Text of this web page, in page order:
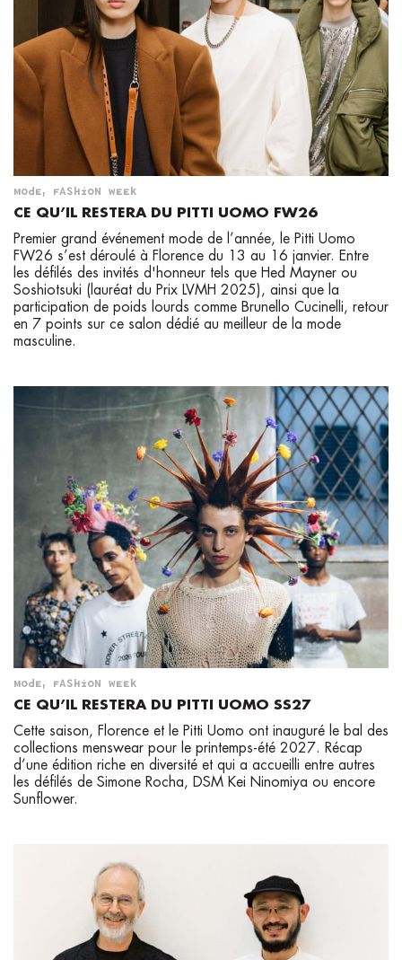
MODE, FASHION WEEK
CE QU’IL RESTERA DU PITTI UOMO FW26
Premier grand événement mode de l’année, le Pitti Uomo
FW26 s’est déroulé à Florence du 13 au 16 janvier. Entre
les défilés des invités d'honneur tels que Hed Mayner ou
Soshiotsuki (lauréat du Prix LVMH 2025), ainsi que la
participation de poids lourds comme Brunello Cucinelli, retour
en 7 points sur ce salon dédié au meilleur de la mode
masculine.
MODE, FASHION WEEK
CE QU’IL RESTERA DU PITTI UOMO SS27
Cette saison, Florence et le Pitti Uomo ont inauguré le bal des
collections menswear pour le printemps-été 2027. Récap
d’une édition riche en diversité et qui a accueilli entre autres
les défilés de Simone Rocha, DSM Kei Ninomiya ou encore
Sunflower.